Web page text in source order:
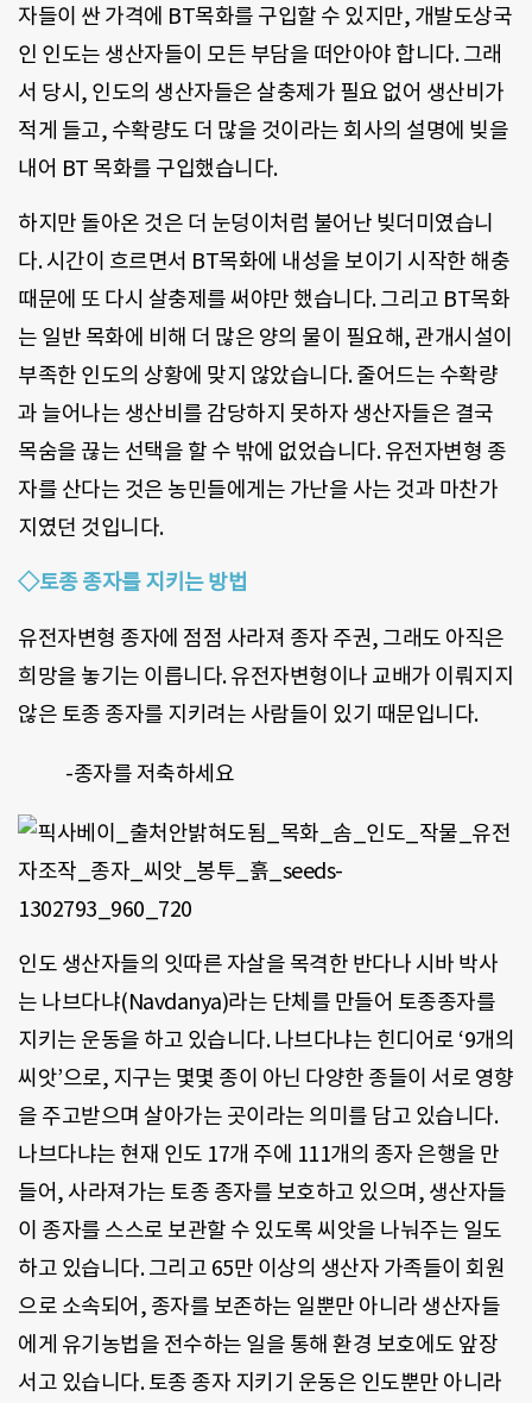
자들이 싼 가격에 BT목화를 구입할 수 있지만, 개발도상국
인 인도는 생산자들이 모든 부담을 떠안아야 합니다. 그래
서 당시, 인도의 생산자들은 살충제가 필요 없어 생산비가
적게 들고, 수확량도 더 많을 것이라는 회사의 설명에 빚을
내어 BT 목화를 구입했습니다.
하지만 돌아온 것은 더 눈덩이처럼 불어난 빚더미였습니
다. 시간이 흐르면서 BT목화에 내성을 보이기 시작한 해충
때문에 또 다시 살충제를 써야만 했습니다. 그리고 BT목화
는 일반 목화에 비해 더 많은 양의 물이 필요해, 관개시설이
부족한 인도의 상황에 맞지 않았습니다. 줄어드는 수확량
과 늘어나는 생산비를 감당하지 못하자 생산자들은 결국
목숨을 끊는 선택을 할 수 밖에 없었습니다. 유전자변형 종
자를 산다는 것은 농민들에게는 가난을 사는 것과 마찬가
지였던 것입니다.
◇토종 종자를 지키는 방법
유전자변형 종자에 점점 사라져 종자 주권, 그래도 아직은
희망을 놓기는 이릅니다. 유전자변형이나 교배가 이뤄지지
않은 토종 종자를 지키려는 사람들이 있기 때문입니다.
-종자를 저축하세요
인도 생산자들의 잇따른 자살을 목격한 반다나 시바 박사
는 나브다냐(Navdanya)라는 단체를 만들어 토종종자를
지키는 운동을 하고 있습니다. 나브다냐는 힌디어로 ‘9개의
씨앗’으로, 지구는 몇몇 종이 아닌 다양한 종들이 서로 영향
을 주고받으며 살아가는 곳이라는 의미를 담고 있습니다.
나브다냐는 현재 인도 17개 주에 111개의 종자 은행을 만
들어, 사라져가는 토종 종자를 보호하고 있으며, 생산자들
이 종자를 스스로 보관할 수 있도록 씨앗을 나눠주는 일도
하고 있습니다. 그리고 65만 이상의 생산자 가족들이 회원
으로 소속되어, 종자를 보존하는 일뿐만 아니라 생산자들
에게 유기농법을 전수하는 일을 통해 환경 보호에도 앞장
서고 있습니다. 토종 종자 지키기 운동은 인도뿐만 아니라